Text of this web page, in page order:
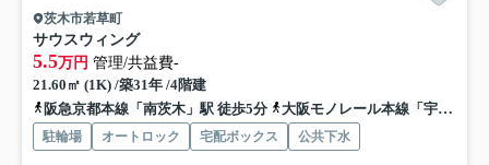
茨木市若草町
サウスウィング
5.5万円 管理/共益費-
21.60㎡ (1K) /築31年 /4階建
阪急京都本線「南茨木」駅 徒歩5分
大阪モノレール本線「宇野辺」駅 徒歩17分
駐輪場 オートロック 宅配ボックス 公共下水